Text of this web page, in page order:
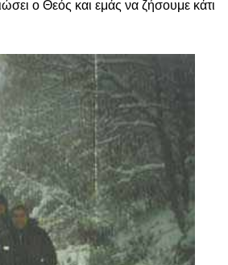
ο Θεός και εμάς να ζήσουμε κάτι